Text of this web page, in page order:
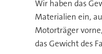
Wir haben das
Materialien ein,
Motorträger
das Gewicht des